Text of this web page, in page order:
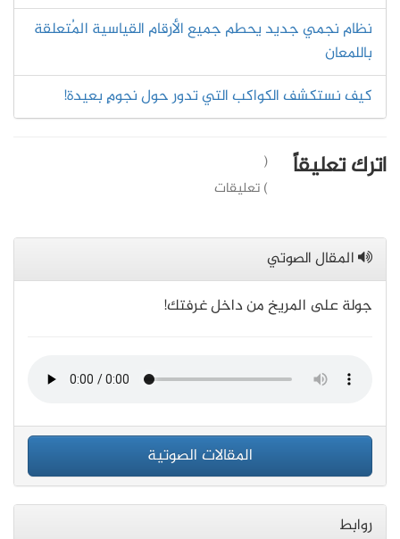
نظام نجمي جديد يحطم جميع الأرقام القياسية المُتعلقة
باللمعان
كيف نستكشف الكواكب التي تدور حول نجومٍ بعيدة!
اترك تعليقاً
(
) تعليقات
المقال الصوتي
جولة على المريخ من داخل غرفتك!
المقالات الصوتية
روابط